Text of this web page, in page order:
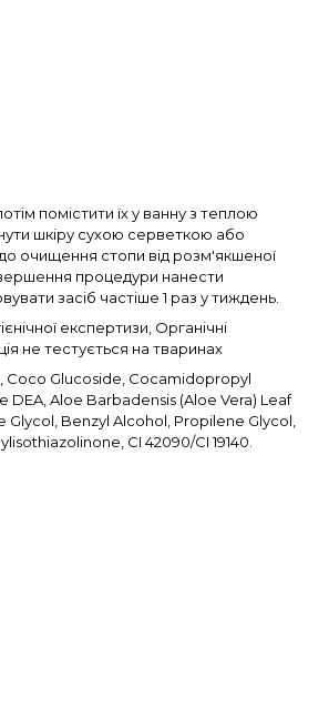
помістити їх у ванну з теплою
шкіру сухою серветкою або
очищення стопи від розм'якшеної
процедури нанести
засіб частіше 1 раз у тиждень.
експертизи, Органічні
не тестується на тваринах
Coco Glucoside, Cocamidopropyl
Aloe Barbadensis (Aloe Vera) Leaf
Benzyl Alcohol, Propilene Glycol,
CI 42090/CI 19140.